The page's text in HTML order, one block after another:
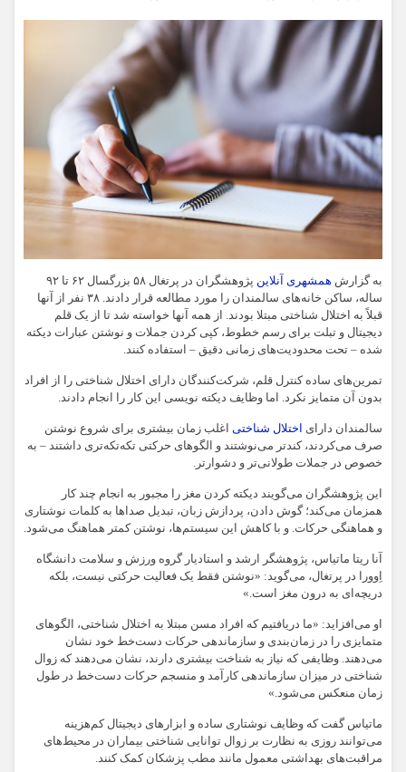
به گزارش همشهری آنلاین
پژوهشگران در پرتغال ۵۸ بزرگسال ۶۲ تا ۹۲
ساله، ساکن خانه‌های سالمندان را مورد مطالعه قرار دادند. ۳۸ نفر از آنها
قبلاً به اختلال شناختی مبتلا بودند. از همه آنها خواسته شد تا از یک قلم
دیجیتال و تبلت برای رسم خطوط، کپی کردن جملات و نوشتن عبارات دیکته
شده – تحت محدودیت‌های زمانی دقیق – استفاده کنند.
تمرین‌های ساده کنترل قلم، شرکت‌کنندگان دارای اختلال شناختی را از افراد
بدون آن متمایز نکرد. اما وظایف دیکته نویسی این کار را انجام دادند.
سالمندان دارای اختلال شناختی اغلب زمان بیشتری برای شروع نوشتن
صرف می‌کردند، کندتر می‌نوشتند و الگوهای حرکتی تکه‌تکه‌تری داشتند – به
خصوص در جملات طولانی‌تر و دشوارتر.
این پژوهشگران می‌گویند دیکته کردن مغز را مجبور به انجام چند کار
همزمان می‌کند؛ گوش دادن، پردازش زبان، تبدیل صداها به کلمات نوشتاری
و هماهنگی حرکات. و با کاهش این سیستم‌ها، نوشتن کمتر هماهنگ می‌شود.
آنا ریتا ماتیاس، پژوهشگر ارشد و استادیار گروه ورزش و سلامت دانشگاه
اِوورا در پرتغال، می‌گوید: «نوشتن فقط یک فعالیت حرکتی نیست، بلکه
دریچه‌ای به درون مغز است.»
او می‌افزاید: «ما دریافتیم که افراد مسن مبتلا به اختلال شناختی، الگوهای
متمایزی را در زمان‌بندی و سازماندهی حرکات دست‌خط خود نشان
می‌دهند. وظایفی که نیاز به شناخت بیشتری دارند، نشان می‌دهند که زوال
شناختی در میزان سازماندهی کارآمد و منسجم حرکات دست‌خط در طول
زمان منعکس می‌شود.»
ماتیاس گفت که وظایف نوشتاری ساده و ابزارهای دیجیتال کم‌هزینه
می‌توانند روزی به نظارت بر زوال توانایی شناختی بیماران در محیط‌های
مراقبت‌های بهداشتی معمول مانند مطب پزشکان کمک کنند.